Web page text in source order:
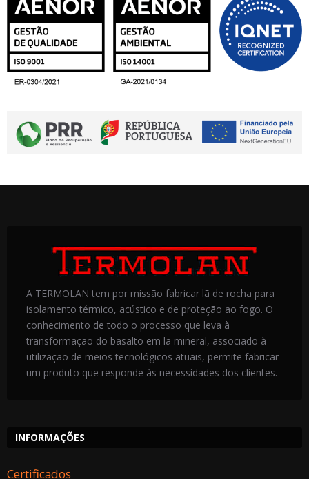
A TERMOLAN tem por missão fabricar lã de rocha para
isolamento térmico, acústico e de proteção ao fogo. O
conhecimento de todo o processo que leva à
transformação do basalto em lã mineral, associado à
utilização de meios tecnológicos atuais, permite fabricar
um produto que responde às necessidades dos clientes.
INFORMAÇÕES
Certificados